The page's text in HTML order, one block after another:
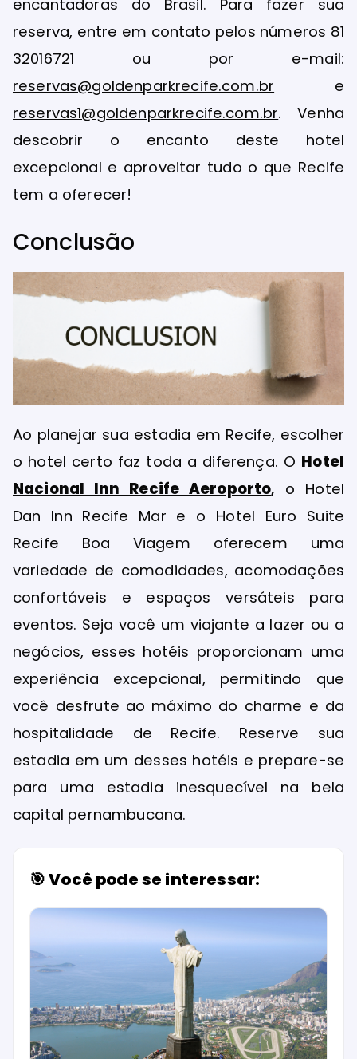
encantadoras do Brasil. Para fazer sua
reserva, entre em contato pelos números 81
32016721 ou por e-mail:
reservas@goldenparkrecife.com.br e
reservas1@goldenparkrecife.com.br. Venha
descobrir o encanto deste hotel
excepcional e aproveitar tudo o que Recife
tem a oferecer!
Conclusão
Ao planejar sua estadia em Recife, escolher
o hotel certo faz toda a diferença. O Hotel
Nacional Inn Recife Aeroporto, o Hotel
Dan Inn Recife Mar e o Hotel Euro Suite
Recife Boa Viagem oferecem uma
variedade de comodidades, acomodações
confortáveis e espaços versáteis para
eventos. Seja você um viajante a lazer ou a
negócios, esses hotéis proporcionam uma
experiência excepcional, permitindo que
você desfrute ao máximo do charme e da
hospitalidade de Recife. Reserve sua
estadia em um desses hotéis e prepare-se
para uma estadia inesquecível na bela
capital pernambucana.
🎯 Você pode se interessar: